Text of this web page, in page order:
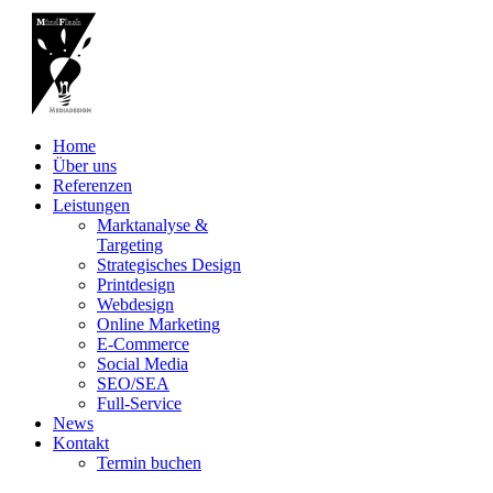
Home
Über uns
Referenzen
Leistungen
Marktanalyse &
Targeting
Strategisches Design
Printdesign
Webdesign
Online Marketing
E-Commerce
Social Media
SEO/SEA
Full-Service
News
Kontakt
Termin buchen